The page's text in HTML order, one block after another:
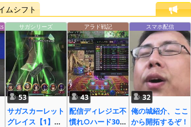
ムシフト
サガシリーズ
53
サガスカーレット
グレイス【1】始
アラド戦記
43
配信ディレジエ不
慣れ○ハード30周
スマホ配信
32
俺の城紹介、ここ
から開拓するぞ！